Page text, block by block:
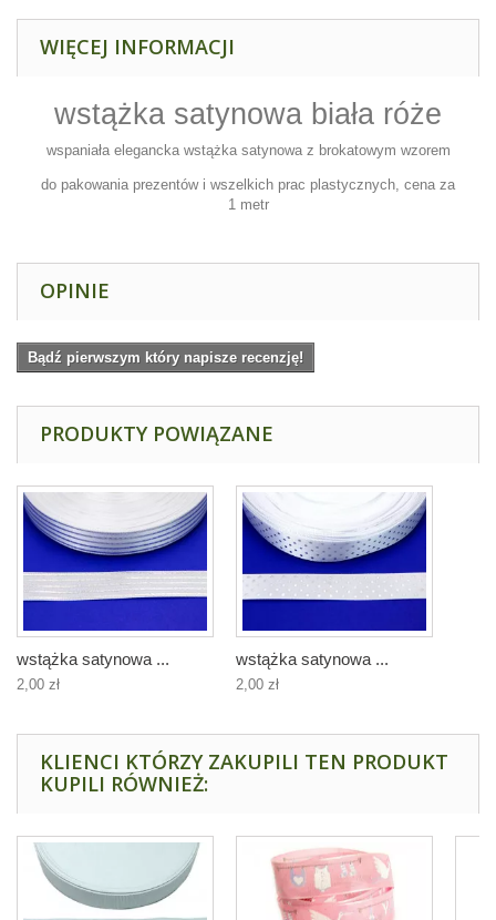
WIĘCEJ INFORMACJI
wstążka satynowa biała róże
wspaniała elegancka wstążka satynowa z brokatowym wzorem
do pakowania prezentów i wszelkich prac plastycznych, cena za
1 metr
OPINIE
Bądź pierwszym który napisze recenzję!
PRODUKTY POWIĄZANE
wstążka satynowa ...
2,00 zł
wstążka satynowa ...
2,00 zł
KLIENCI KTÓRZY ZAKUPILI TEN PRODUKT
KUPILI RÓWNIEŻ: